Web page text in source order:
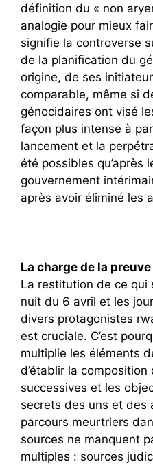
définition du « non
analogie pour mieux
signifie la controverse
de la planification du
origine, de ses
comparable, même si
génocidaires ont visé
façon plus intense à
lancement et la
été possibles qu’après
gouvernement
après avoir éliminé les
La charge de la preuve
La restitution de ce qui
nuit du 6 avril et les
divers protagonistes
est cruciale. C’est
multiplie les éléments
d’établir la composition
successives et les
secrets des uns et des
parcours meurtriers
sources ne manquent
multiples : sources